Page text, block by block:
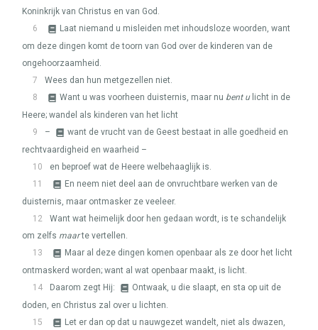
Koninkrijk van Christus en van God.
6
Laat niemand u misleiden met inhoudsloze woorden, want
om deze dingen komt de toorn van God over de kinderen van de
ongehoorzaamheid.
7
Wees dan hun metgezellen niet.
8
Want u was voorheen duisternis, maar nu bent ulicht in de
Heere; wandel als kinderen van het licht
9
–
want de vrucht van de Geest bestaat in alle goedheid en
rechtvaardigheid en waarheid –
10
en beproef wat de Heere welbehaaglijk is.
11
En neem niet deel aan de onvruchtbare werken van de
duisternis, maar ontmasker ze veeleer.
12
Want wat heimelijk door hen gedaan wordt, is te schandelijk
om zelfs maarte vertellen.
13
Maar al deze dingen komen openbaar als ze door het licht
ontmaskerd worden; want al wat openbaar maakt, is licht.
14
Daarom zegt Hij:
Ontwaak, u die slaapt, en sta op uit de
doden, en Christus zal over u lichten.
15
Let er dan op dat u nauwgezet wandelt, niet als dwazen,